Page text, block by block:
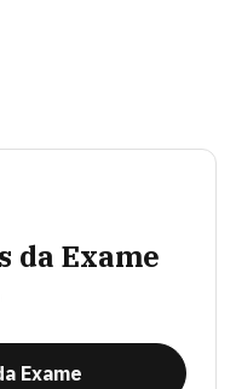
da Exame
Exame